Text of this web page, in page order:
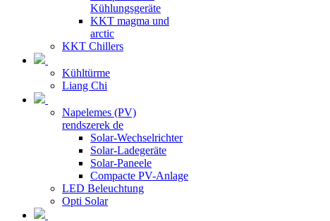
Kühlungsgeräte
KKT magma und
arctic
KKT Chillers
Kühltürme
Liang Chi
Napelemes (PV)
rendszerek de
Solar-Wechselrichter
Solar-Ladegeräte
Solar-Paneele
Compacte PV-Anlage
LED Beleuchtung
Opti Solar